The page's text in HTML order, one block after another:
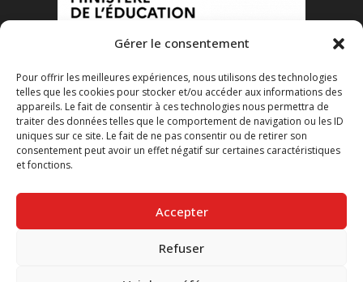
Gérer le consentement
Pour offrir les meilleures expériences, nous utilisons des technologies
telles que les cookies pour stocker et/ou accéder aux informations des
appareils. Le fait de consentir à ces technologies nous permettra de
traiter des données telles que le comportement de navigation ou les ID
uniques sur ce site. Le fait de ne pas consentir ou de retirer son
consentement peut avoir un effet négatif sur certaines caractéristiques
et fonctions.
Accepter
Refuser